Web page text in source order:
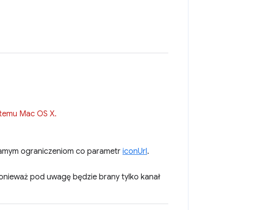
Mac OS X.
ograniczeniom co parametr iconUrl.
pod uwagę będzie brany tylko kanał